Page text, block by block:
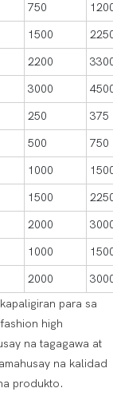
750
1500
2200
3000
250
375
500
750
1000
1500
2000
1000
2000
para sa
high
na tagagawa at
na kalidad
produkto.